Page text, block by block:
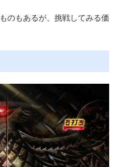
ものもあるが、挑戦してみる価